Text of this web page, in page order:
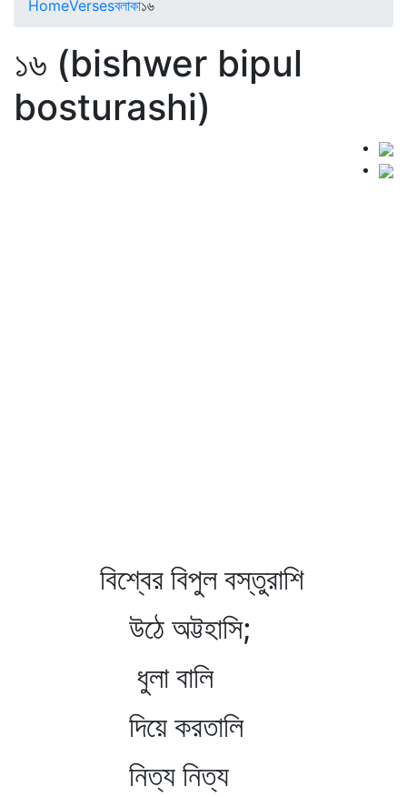
HomeVersesবলাকা১৬
১৬ (bishwer bipul
bosturashi)
বিশ্বের বিপুল বস্তুরাশি
উঠে অট্টহাসি;
ধুলা বালি
দিয়ে করতালি
নিত্য নিত্য